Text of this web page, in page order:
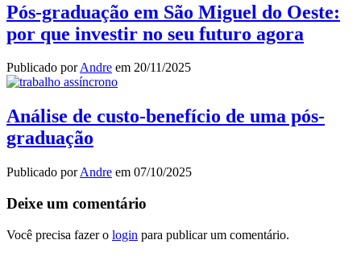
Pós-graduação em São Miguel do Oeste:
por que investir no seu futuro agora
Publicado porAndre em 20/11/2025
Análise de custo-benefício de uma pós-
graduação
Publicado porAndre em 07/10/2025
Deixe um comentário
Você precisa fazer o login para publicar um comentário.